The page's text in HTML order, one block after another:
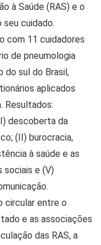
à Saúde (RAS) e o
cuidado.
com 11 cuidadores
de pneumologia
do sul do Brasil,
aplicados
Resultados:
descoberta da
(II) burocracia,
à saúde e as
sociais e (V)
circular entre o
e as associações
das RAS, a